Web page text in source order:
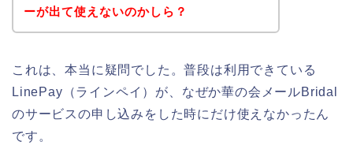
ーが出て使えないのかしら？
これは、本当に疑問でした。普段は利用できている
LinePay（ラインペイ）が、なぜか華の会メールBridal
のサービスの申し込みをした時にだけ使えなかったん
です。